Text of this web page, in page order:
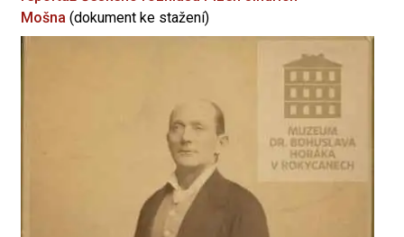
Mošna (dokument ke stažení)